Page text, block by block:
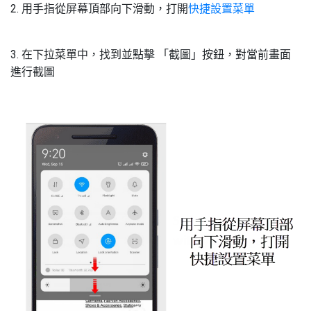
2. 用手指從屏幕頂部向下滑動，打開快捷設置菜單
3. 在下拉菜單中，找到並點擊 「截圖」按鈕，對當前畫面
進行截圖